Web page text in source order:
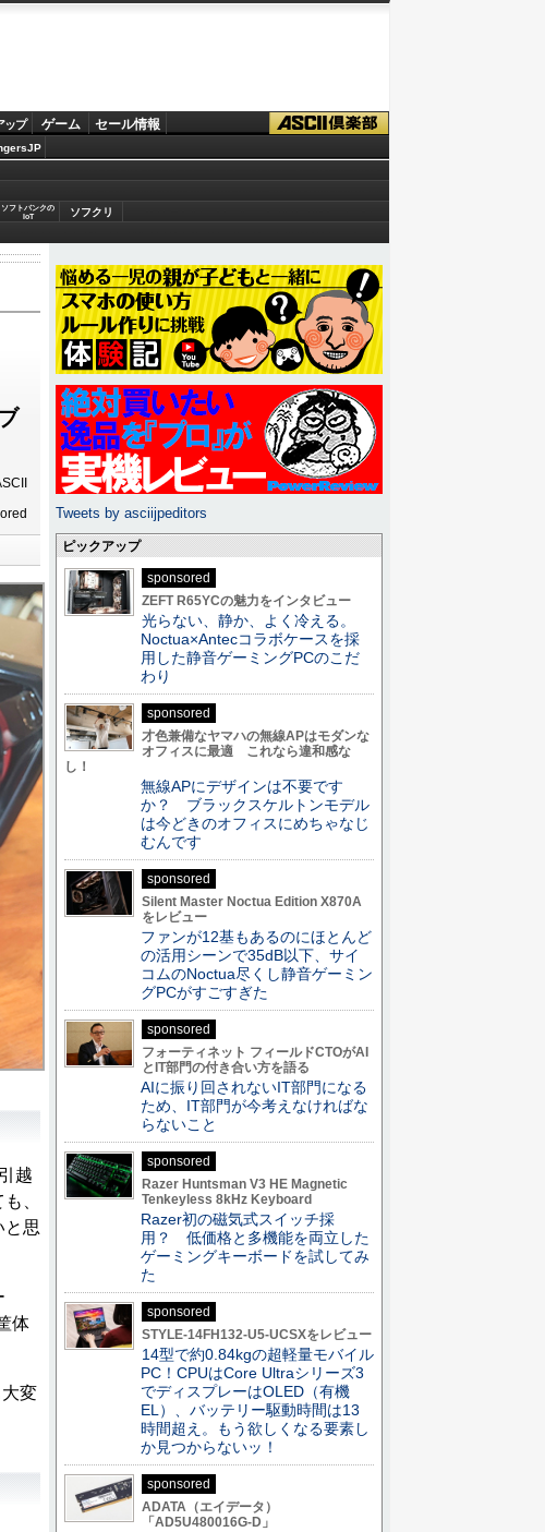
ップ ゲーム セール情報
ソフトバンクの
IoT
ソフクリ
越
、
と思
体
変
Tweets by asciijpeditors
ピックアップ
sponsored
ZEFT R65YCの魅力をインタビュー
光らない、静か、よく冷える。
Noctua×Antecコラボケースを採
用した静音ゲーミングPCのこだ
わり
sponsored
才色兼備なヤマハの無線APはモダンな
オフィスに最適 これなら違和感な
し！
無線APにデザインは不要です
か？ ブラックスケルトンモデル
は今どきのオフィスにめちゃなじ
むんです
sponsored
Silent Master Noctua Edition X870A
をレビュー
ファンが12基もあるのにほとんど
の活用シーンで35dB以下、サイ
コムのNoctua尽くし静音ゲーミン
グPCがすごすぎた
sponsored
フォーティネット フィールドCTOがAI
とIT部門の付き合い方を語る
AIに振り回されないIT部門になる
ため、IT部門が今考えなければな
らないこと
sponsored
Razer Huntsman V3 HE Magnetic
Tenkeyless 8kHz Keyboard
Razer初の磁気式スイッチ採
用？ 低価格と多機能を両立した
ゲーミングキーボードを試してみ
た
sponsored
STYLE-14FH132-U5-UCSXをレビュー
14型で約0.84kgの超軽量モバイル
PC！CPUはCore Ultraシリーズ3
でディスプレーはOLED（有機
EL）、バッテリー駆動時間は13
時間超え。もう欲しくなる要素し
か見つからないッ！
sponsored
ADATA（エイデータ）
「AD5U480016G-D」